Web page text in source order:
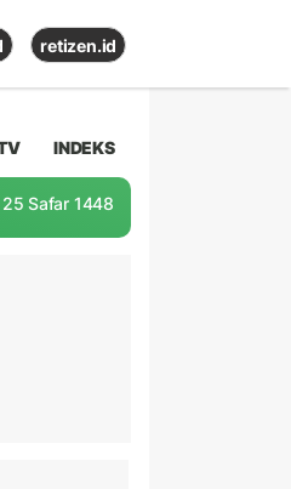
retizen.id
INDEKS
25 Safar 1448